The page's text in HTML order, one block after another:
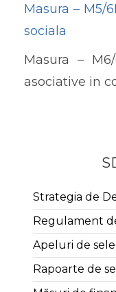
Masura – M5/
sociala
Masura –
asociative in
Strategia de
Regulament
Apeluri de
Rapoarte de